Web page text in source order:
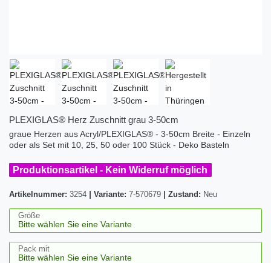
PLEXIGLAS® Herz Zuschnitt grau 3-50cm
graue Herzen aus Acryl/PLEXIGLAS® - 3-50cm Breite - Einzeln
oder als Set mit 10, 25, 50 oder 100 Stück - Deko Basteln
Produktionsartikel - Kein Widerruf möglich
Artikelnummer: 3254 Variante: 7-570679 Zustand: Neu
Größe
Pack mit